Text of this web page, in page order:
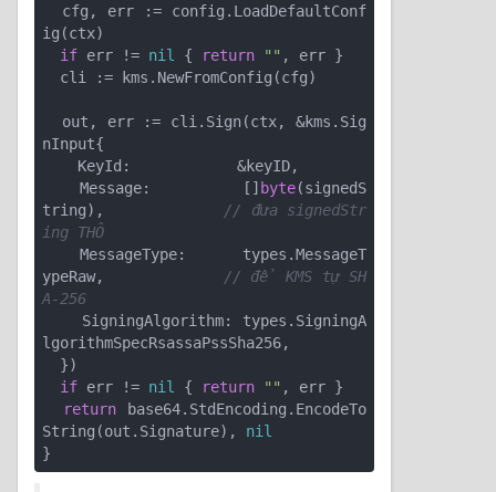
ig(ctx)
if err != nil { return "" , err }
nInput{
    Message:          []
byte(signedS
tring), // đưa signedStr
ing THÔ
    MessageType:      types.MessageT
ypeRaw, // để KMS tự SH
A-256
lgorithmSpecRsassaPssSha256,
if err != nil { return "" , err }
return base64.StdEncoding.EncodeTo
String(out.Signature), nil